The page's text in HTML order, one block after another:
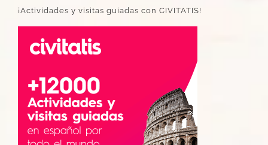
¡Actividades y visitas guiadas con CIVITATIS!